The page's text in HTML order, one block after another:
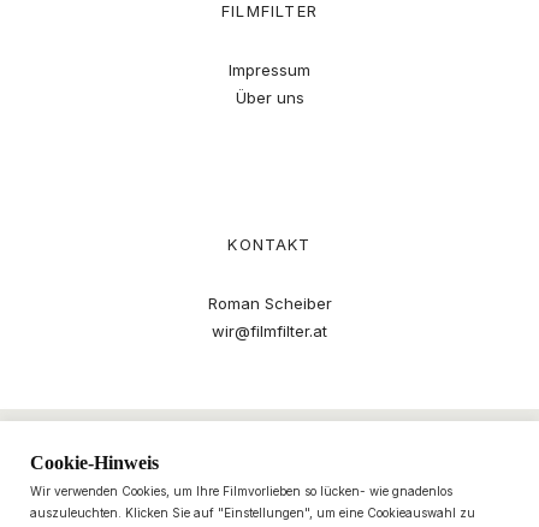
FILMFILTER
Impressum
Über uns
KONTAKT
Roman Scheiber
wir@filmfilter.at
Cookie-Hinweis
Wir verwenden Cookies, um Ihre Filmvorlieben so lücken- wie gnadenlos
auszuleuchten. Klicken Sie auf "Einstellungen", um eine Cookieauswahl zu